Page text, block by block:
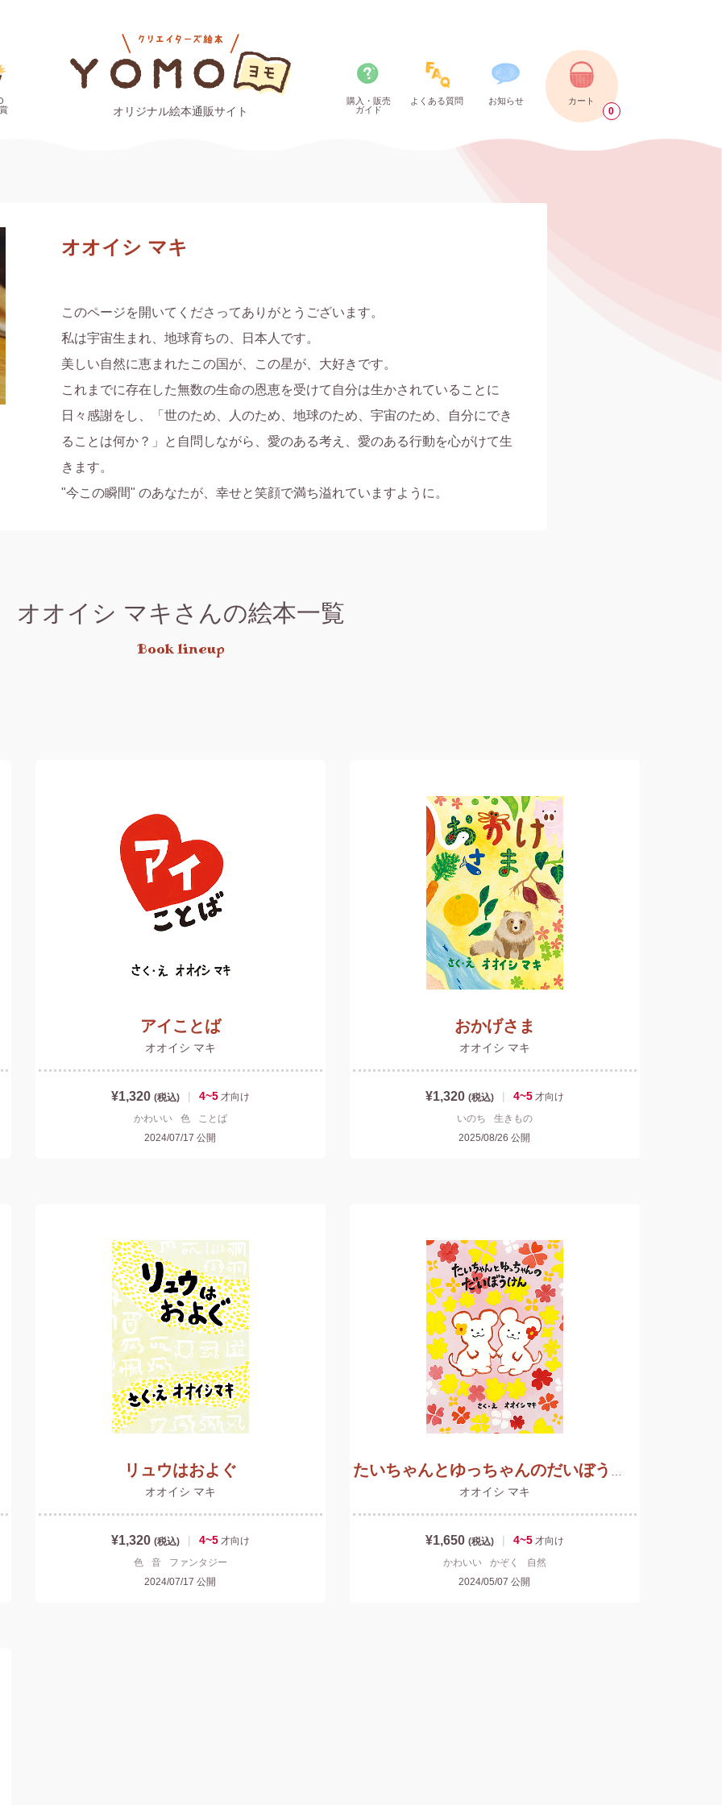
オリジナル絵本通販サイト
購入・販売
ガイド
よくある質問 お知らせ カート
0
オオイシ マキ
このページを開いてくださってありがとうございます。
私は宇宙生まれ、地球育ちの、日本人です。
美しい自然に恵まれたこの国が、この星が、大好きです。
これまでに存在した無数の生命の恩恵を受けて自分は生かされていることに
日々感謝をし、「世のため、人のため、地球のため、宇宙のため、自分にでき
ることは何か？」と自問しながら、愛のある考え、愛のある行動を心がけて生
きます。
オオイシ マキさんの絵本一覧
Book lineup
アイことば
オオイシ マキ
¥1,320 (税込) | 4~5 才向け
かわいい
色
ことば
2024/07/17 公開
おかげさま
オオイシ マキ
¥1,320 (税込) | 4~5 才向け
いのち
生きもの
2025/08/26 公開
リュウはおよぐ
オオイシ マキ
¥1,320 (税込) | 4~5 才向け
色
音
ファンタジー
2024/07/17 公開
オオイシ マキ
¥1,650 (税込) | 4~5 才向け
かわいい
かぞく
自然
2024/05/07 公開